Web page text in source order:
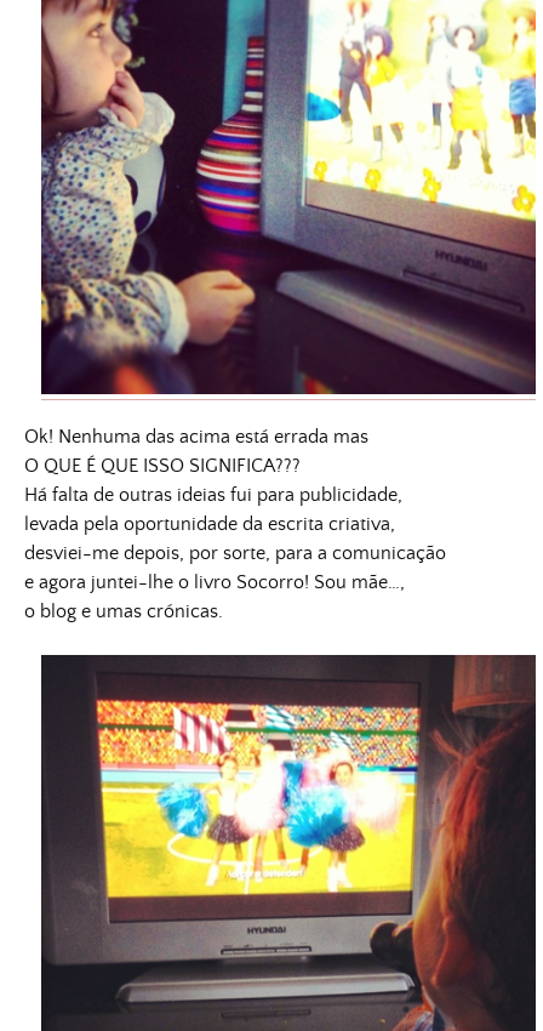
Ok! Nenhuma das acima está errada mas
O QUE É QUE ISSO SIGNIFICA???
Há falta de outras ideias fui para publicidade,
levada pela oportunidade da escrita criativa,
desviei-me depois, por sorte, para a comunicação
e agora juntei-lhe o livro Socorro! Sou mãe…,
o blog e umas crónicas.